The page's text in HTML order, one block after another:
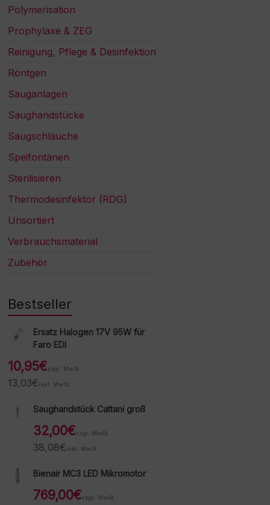
Polymerisation
Prophylaxe & ZEG
Reinigung, Pflege & Desinfektion
Röntgen
Sauganlagen
Saughandstücke
Saugschläuche
Speifontänen
Sterilisieren
Thermodesinfektor (RDG)
Unsortiert
Verbrauchsmaterial
Zubehör
Bestseller
Ersatz Halogen 17V 95W für
Faro EDI
10,95€zzgl. MwSt.
13,03€ inkl. MwSt.
Saughandstück Cattani groß
32,00€zzgl. MwSt.
38,08€ inkl. MwSt.
Bienair MC3 LED Mikromotor
769,00€zzgl. MwSt.